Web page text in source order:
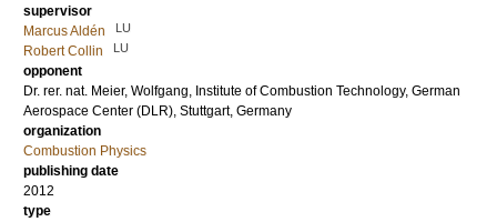
supervisor
Marcus Aldén
LU
Robert Collin LU
opponent
Dr. rer. nat. Meier, Wolfgang, Institute of Combustion Technology, German
Aerospace Center (DLR), Stuttgart, Germany
organization
Combustion Physics
publishing date
2012
type